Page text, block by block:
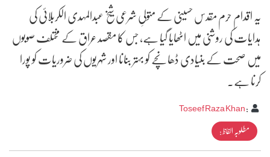
یہ اقدام حرم مقدس حسینی کے متولیِ شرعی شیخ عبدالمہدی الکربلائی کی
ہدایات کی روشنی میں اٹھایا گیا ہے، جس کا مقصد عراق کے مختلف صوبوں
میں صحت کے بنیادی ڈھانچے کو بہتر بنانا اور شہریوں کی ضروریات کو پورا
کرنا ہے۔
:
Toseef Raza Khan
مطلوبہ الفاظ :